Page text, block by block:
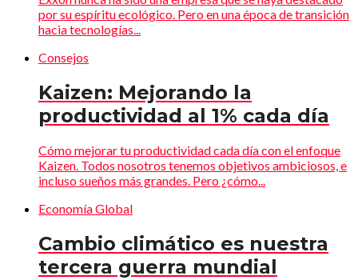
por su espíritu ecológico. Pero en una época de transición
hacia tecnologías...
Consejos
Kaizen: Mejorando la
productividad al 1% cada día
Cómo mejorar tu productividad cada día con el enfoque
Kaizen. Todos nosotros tenemos objetivos ambiciosos, e
incluso sueños más grandes. Pero ¿cómo...
Economía Global
Cambio climático es nuestra
tercera guerra mundial